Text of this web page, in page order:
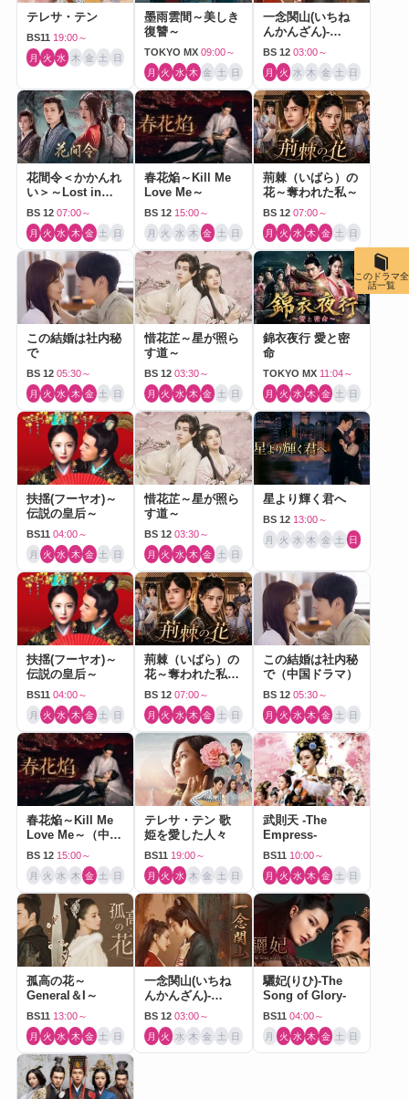
テレサ・テン
BS11 19:00～
月 火 水 木 金 土 日
墨雨雲間～美しき
復讐～
TOKYO MX 09:00～
月 火 水 木 金 土 日
一念関山(いちね
んかんざん)-
Journey to Love-
BS 12 03:00～
月 火 水 木 金 土 日
花間令＜かかんれ
い＞～Lost in
Love～
BS 12 07:00～
月 火 水 木 金 土 日
春花焔～Kill Me
Love Me～
BS 12 15:00～
月 火 水 木 金 土 日
荊棘（いばら）の
花～奪われた私～
BS 12 07:00～
月 火 水 木 金 土 日
この結婚は社内秘
で
BS 12 05:30～
月 火 水 木 金 土 日
惜花芷～星が照ら
す道～
BS 12 03:30～
月 火 水 木 金 土 日
錦衣夜行 愛と密
命
TOKYO MX 11:04～
月 火 水 木 金 土 日
扶揺(フーヤオ)～
伝説の皇后～
BS11 04:00～
月 火 水 木 金 土 日
惜花芷～星が照ら
す道～
BS 12 03:30～
月 火 水 木 金 土 日
星より輝く君へ
BS 12 13:00～
月 火 水 木 金 土 日
扶揺(フーヤオ)～
伝説の皇后～
BS11 04:00～
月 火 水 木 金 土 日
荊棘（いばら）の
花～奪われた私～
（中国ドラマ）
BS 12 07:00～
月 火 水 木 金 土 日
この結婚は社内秘
で（中国ドラマ）
BS 12 05:30～
月 火 水 木 金 土 日
春花焔～Kill Me
Love Me～（中国
ドラマ）
BS 12 15:00～
月 火 水 木 金 土 日
テレサ・テン 歌
姫を愛した人々
BS11 19:00～
月 火 水 木 金 土 日
武則天 -The
Empress-
BS11 10:00～
月 火 水 木 金 土 日
孤高の花～
General＆I～
BS11 13:00～
月 火 水 木 金 土 日
一念関山(いちね
んかんざん)-
Journey to Love-
BS 12 03:00～
月 火 水 木 金 土 日
驪妃(りひ)-The
Song of Glory-
BS11 04:00～
月 火 水 木 金 土 日
このドラマ全
話一覧